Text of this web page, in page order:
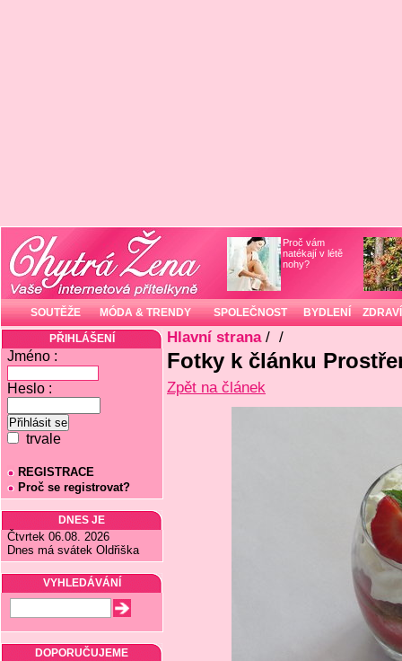
Proč vám
natékají v létě
nohy?
SOUTĚŽE MÓDA & TRENDY SPOLEČNOST BYDLENÍ ZDRAVÍ
PŘIHLÁŠENÍ
Jméno :
Heslo :
trvale
REGISTRACE
Proč se registrovat?
DNES JE
Čtvrtek 06.08. 2026
Dnes má svátek Oldřiška
VYHLEDÁVÁNÍ
DOPORUČUJEME
Hlavní strana/ /
Fotky k článku
Zpět na článek